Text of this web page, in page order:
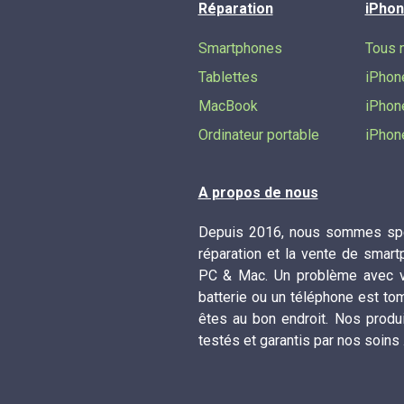
A propos de nous
Depuis 2016, nous sommes
réparation et la vente de
PC & Mac. Un problème avec
batterie ou un téléphone est
êtes au bon endroit. Nos
testés et garantis par nos soins .
Réparation
Smartphones
Tablettes
MacBook
Ordinateur portable
Tous